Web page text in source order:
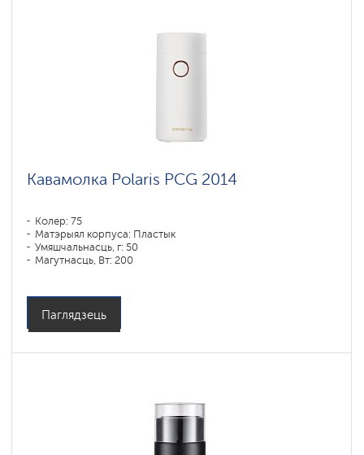
Кавамолка Polaris PCG 2014
Колер: 75
Матэрыял корпуса: Пластык
Умяшчальнасць, г: 50
Магутнасць, Вт: 200
Паглядзець